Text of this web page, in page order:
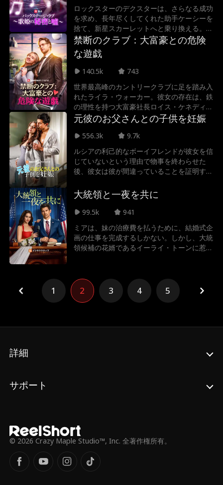
ロックスターのデクスターは、さらなる成功
を求め、長年尽くしてくれた助手ケーシーを
捨て、新星スカーレットへと乗り換える。し
かし彼は知らなかった。地味な助手だと思っ
ていたケーシーこそが、彼のキャリアを築き
上げた謎の天才プロデューサー「エコー」で
あり、彼の所属レーベルの真のオーナーであ
と音楽の運命はどうなるのか？
禁断のクラブ：大富豪との危険
な遊戯
140.5k
743
世界最高峰のカントリークラブに足を踏み入
れたライラ・ウォーカー。彼女の存在は、鉄
の理性を持つ大富豪社長ロイス・ケネディの
日常を、静かに、そして激しく狂わせてい
く。すべてを捨てて禁断の愛に溺れるライラ
だが、彼女はまだ知らない。ロイスが彼女の
亡き父と交わした、あまりにも残酷な“約
束”を…
元彼のお父さんとの子供を妊娠
556.3k
9.7k
ルシアの利己的なボーイフレンドが彼女を信
じていないという理由で物事を終わらせた
後、彼女は彼が間違っていることを証明する
彼女は仕事に身を投じる。そして研修医の監
督であるソーヤー・キャンベル医師の下で、
無慈悲な有名外科医、驚くべき赤ちゃんのパ
だ。
大統領と一夜を共に
99.5k
941
ミアは、妹の治療費を払うために、結婚式企
画の仕事を完成するしかない。しかし、大統
領候補の花婿であるイーライ・トーンに惹か
ればならない。
1 2 3 4 5
詳細
サポート
© 2026 Crazy Maple Studio™, Inc. 全著作権所有。